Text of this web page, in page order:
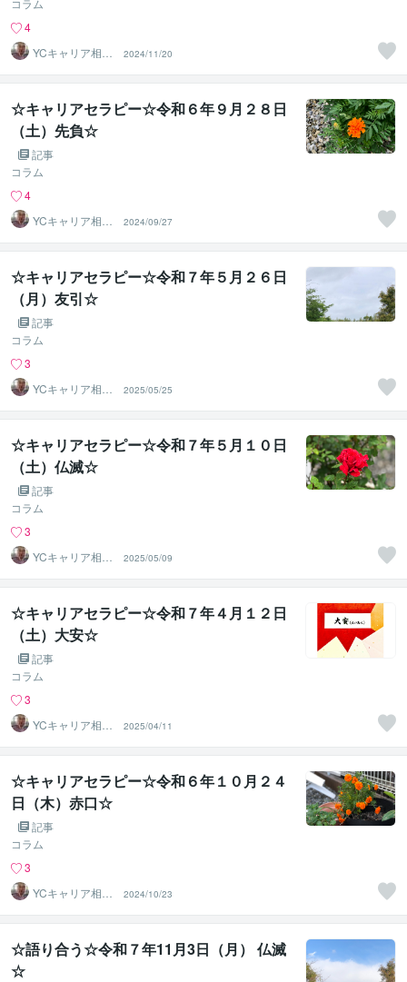
コラム
4
YCキャリア相談
2024/11/20
☆キャリアセラピー☆令和６年９月２８日
（土）先負☆
記事
コラム
4
YCキャリア相談
2024/09/27
☆キャリアセラピー☆令和７年５月２６日
（月）友引☆
記事
コラム
3
YCキャリア相談
2025/05/25
☆キャリアセラピー☆令和７年５月１０日
（土）仏滅☆
記事
コラム
3
YCキャリア相談
2025/05/09
☆キャリアセラピー☆令和７年４月１２日
（土）大安☆
記事
コラム
3
YCキャリア相談
2025/04/11
☆キャリアセラピー☆令和６年１０月２４
日（木）赤口☆
記事
コラム
3
YCキャリア相談
2024/10/23
☆語り合う☆令和７年11月3日（月） 仏滅
☆